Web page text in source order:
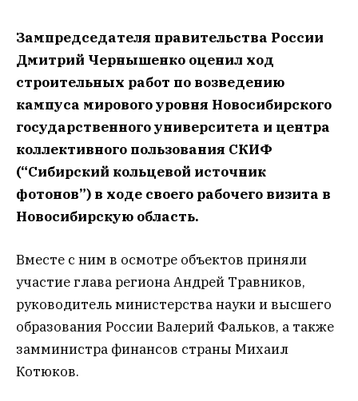
Зампредседателя правительства России
Дмитрий Чернышенко оценил ход
строительных работ по возведению
кампуса мирового уровня Новосибирского
государственного университета и центра
коллективного пользования СКИФ
(“Сибирский кольцевой источник
фотонов”) в ходе своего рабочего визита в
Новосибирскую область.
Вместе с ним в осмотре объектов приняли
участие глава региона Андрей Травников,
руководитель министерства науки и высшего
образования России Валерий Фальков, а также
замминистра финансов страны Михаил
Котюков.